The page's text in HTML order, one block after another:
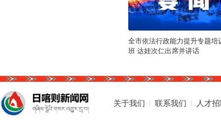
全市依法行政能力提升专题培
班 达娃次仁出席并讲话
关于我们 联系我们 人才